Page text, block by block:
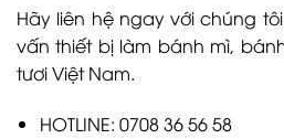
Hãy liên hệ ngay với chúng
vấn thiết bị làm bánh mì,
tươi Việt Nam.
HOTLINE: 0708 36 56 58